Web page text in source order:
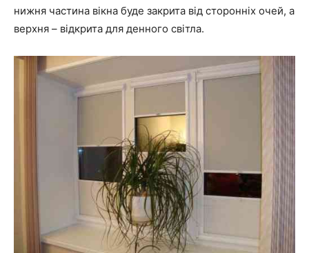
нижня частина вікна буде закрита від сторонніх очей, а
верхня – відкрита для денного світла.